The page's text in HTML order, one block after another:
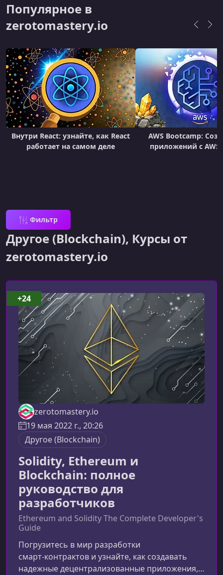
Популярное в
zerotomastery.io
Внутри React: узнайте, как React
работает на самом деле
AWS Bootcamp:
приложений с AWS
Фильтр
Другоe (Blockchain), Курсы от
zerotomastery.io
zerotomastery.io
19 мая 2022 г., 20:26
Другоe (Blockchain)
Solidity, Ethereum и
Blockchain: полное
руководство для
разработчиков
Ethereum and Solidity The Complete Developer's
Guide
Погрузитесь в мир разработки
смарт‑контрактов и узнайте, как создавать
надежные децентрализованные приложения,
+24